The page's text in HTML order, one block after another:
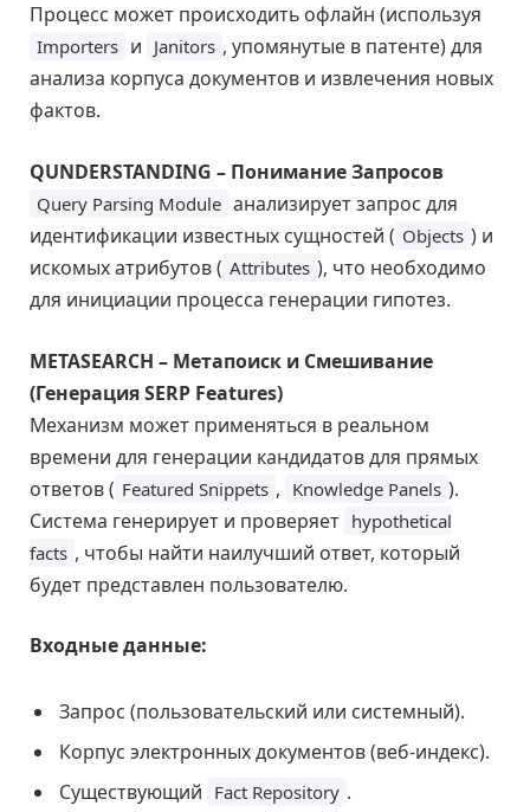
Процесс может происходить офлайн (используя
Importers и Janitors , упомянутые в патенте) для
анализа корпуса документов и извлечения новых
фактов.
QUNDERSTANDING – Понимание Запросов
Query Parsing Module анализирует запрос для
идентификации известных сущностей ( Objects ) и
искомых атрибутов ( Attributes ), что необходимо
для инициации процесса генерации гипотез.
METASEARCH – Метапоиск и Смешивание
(Генерация SERP Features)
Механизм может применяться в реальном
времени для генерации кандидатов для прямых
ответов ( Featured Snippets , Knowledge Panels ).
Система генерирует и проверяет hypothetical
facts , чтобы найти наилучший ответ, который
будет представлен пользователю.
Входные данные:
Запрос (пользовательский или системный).
Корпус электронных документов (веб-индекс).
Существующий Fact Repository .